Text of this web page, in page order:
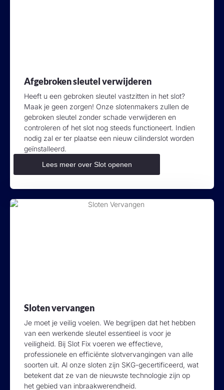
Afgebroken sleutel verwijderen
Heeft u een gebroken sleutel vastzitten in het slot?
Maak je geen zorgen! Onze slotenmakers zullen de
gebroken sleutel zonder schade verwijderen en
controleren of het slot nog steeds functioneert. Indien
nodig zal er ter plaatse een nieuw cilinderslot worden
geïnstalleerd.
Lees meer over Slot openen
Sloten vervangen
Je moet je veilig voelen. We begrijpen dat het hebben
van een werkende sleutel essentieel is voor je
veiligheid. Bij Slot Fix voeren we effectieve,
professionele en efficiënte slotvervangingen van alle
soorten uit. Al onze sloten zijn SKG-gecertificeerd, wat
betekent dat ze van de nieuwste technologie zijn op
het gebied van inbraakwerendheid.